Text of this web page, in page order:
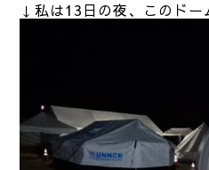
↓私は13日の夜、このドー